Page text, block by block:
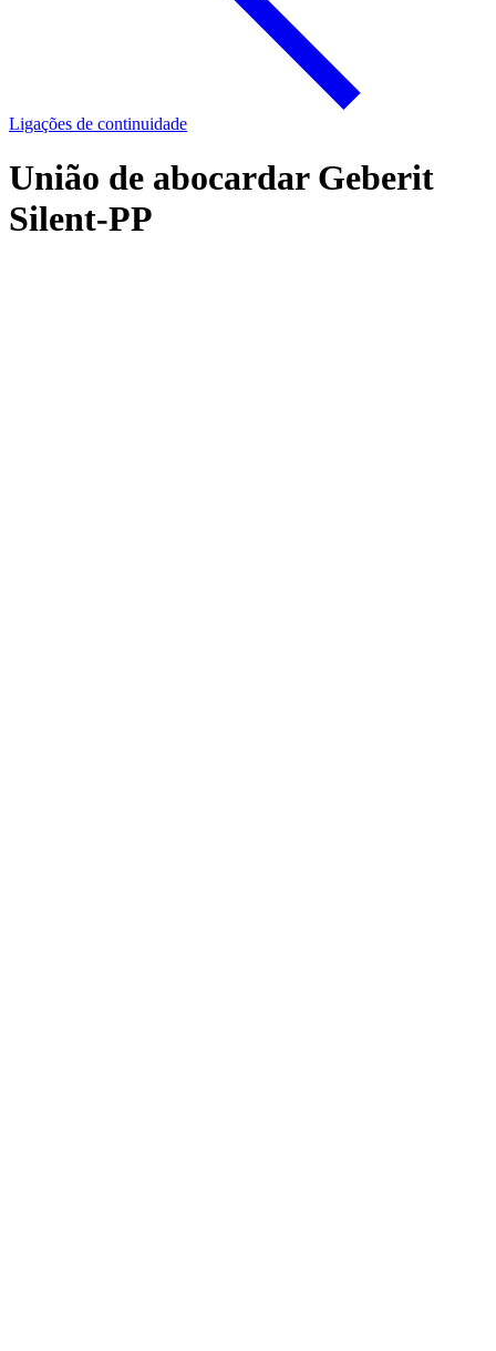
Ligações de continuidade
União de abocardar Geberit
Silent-PP